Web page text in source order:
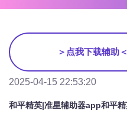
＞点我下载辅助＜
2025-04-15 22:53:20